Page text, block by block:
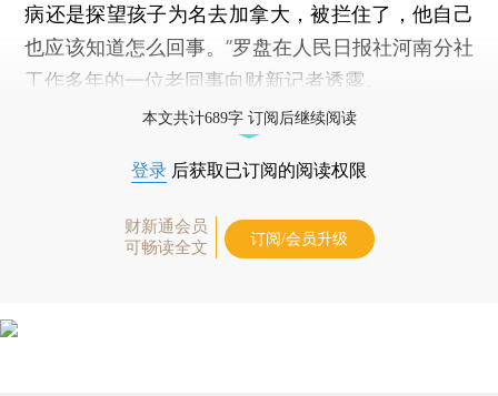
病还是探望孩子为名去加拿大，被拦住了，他自己
也应该知道怎么回事。”罗盘在人民日报社河南分社
工作多年的一位老同事向财新记者透露。
本文共计689字 订阅后继续阅读
登录 后获取已订阅的阅读权限
财新通会员
可畅读全文
订阅/会员升级